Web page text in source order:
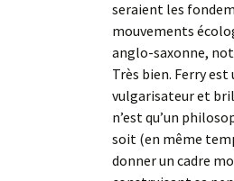
seraient les
mouvements
anglo-saxonne,
Très bien. Ferry
vulgarisateur et
n’est qu’un
soit (en même
donner un cadre